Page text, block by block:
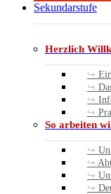
Sekundarstufe
Herzlich
So arbeiten